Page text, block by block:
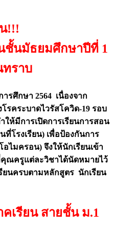
!!!
ชั้นมัธยมศึกษาปีที่ 1
ราบ
ศึกษา 2564 เนื่องจาก
รคระบาดไวรัสโควิด-19 รอบ
ให้มีการเปิดการเรียนการสอน
ที่โรงเรียน) เพื่อป้องกันการ
ไมครอน) จึงให้นักเรียนเข้า
คุณครูแต่ละวิชาได้นัดหมายไว้
ยนครบตามหลักสูตร นักเรียน
เรียน สายชั้น ม.1